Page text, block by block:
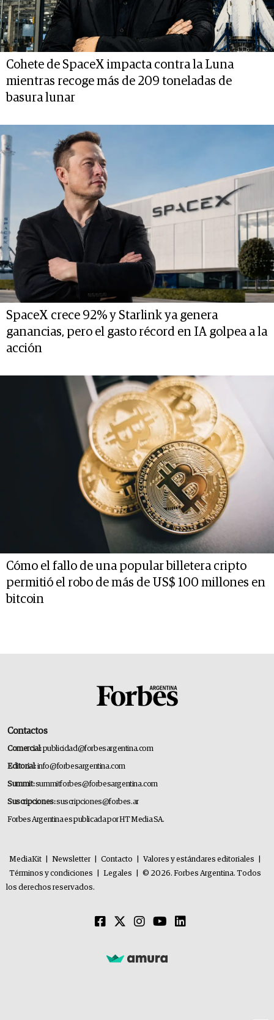
Cohete de SpaceX impacta contra la Luna
mientras recoge más de 209 toneladas de
basura lunar
SpaceX crece 92% y Starlink ya genera
ganancias, pero el gasto récord en IA golpea a la
acción
Cómo el fallo de una popular billetera cripto
permitió el robo de más de US$ 100 millones en
bitcoin
Contactos
Comercial:publicidad@forbesargentina.com
Editorial:info@forbesargentina.com
Summit:summitforbes@forbesargentina.com
Suscripciones:suscripciones@forbes.ar
Forbes Argentina es publicada por HT Media SA.
MediaKit Newsletter Contacto Valores y estándares editoriales
Términos y condiciones
Legales
© 2026. Forbes Argentina. Todos
los derechos reservados.